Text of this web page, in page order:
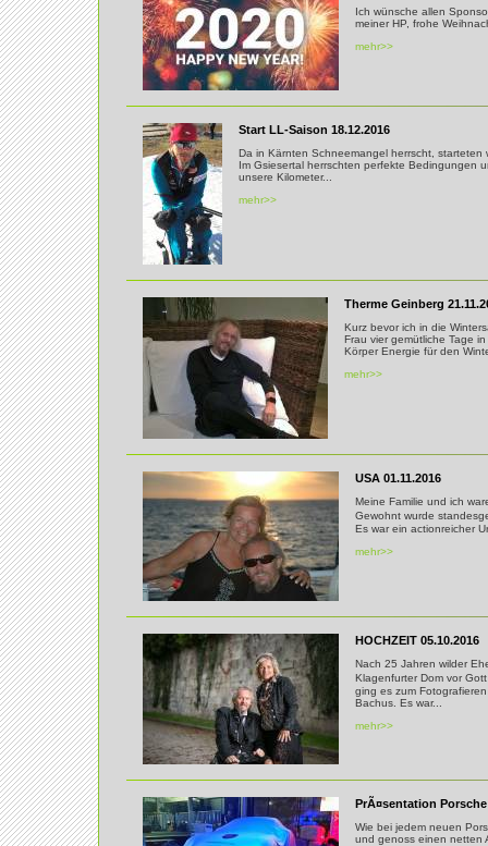
Ich wünsche allen
meiner HP, frohe
mehr>>
Start LL-Saison 18.12.2016
Da in Kärnten Schneemangel herrscht, starteten
Im Gsiesertal herrschten perfekte Bedingungen
unsere Kilometer...
mehr>>
Therme Geinberg
Kurz bevor ich in die
Frau vier gemütliche Tage
Körper Energie für den
mehr>>
USA 01.11.2016
Meine Familie und ich
Gewohnt wurde
Es war ein actionreicher
mehr>>
HOCHZEIT 05.10.2016
Nach 25 Jahren wilder
Klagenfurter Dom vor
ging es zum
Bachus. Es war...
mehr>>
PrÃ¤sentation Porsche
Wie bei jedem neuen
und genoss einen netten